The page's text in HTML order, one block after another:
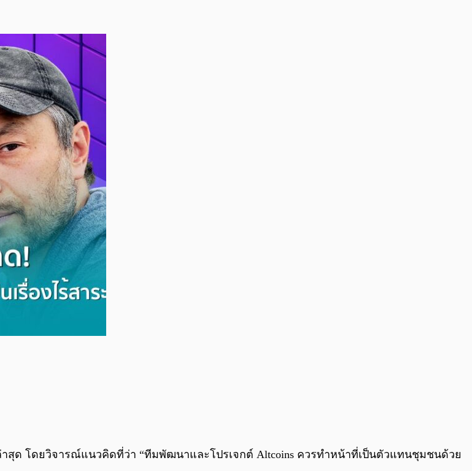
ล่าสุด โดยวิจารณ์แนวคิดที่ว่า “ทีมพัฒนาและโปรเจกต์ Altcoins ควรทำหน้าที่เป็นตัวแทนชุมชนด้วย